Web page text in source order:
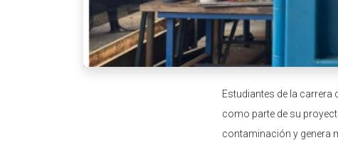
Estudiantes de la
como parte de su
contaminación y genera